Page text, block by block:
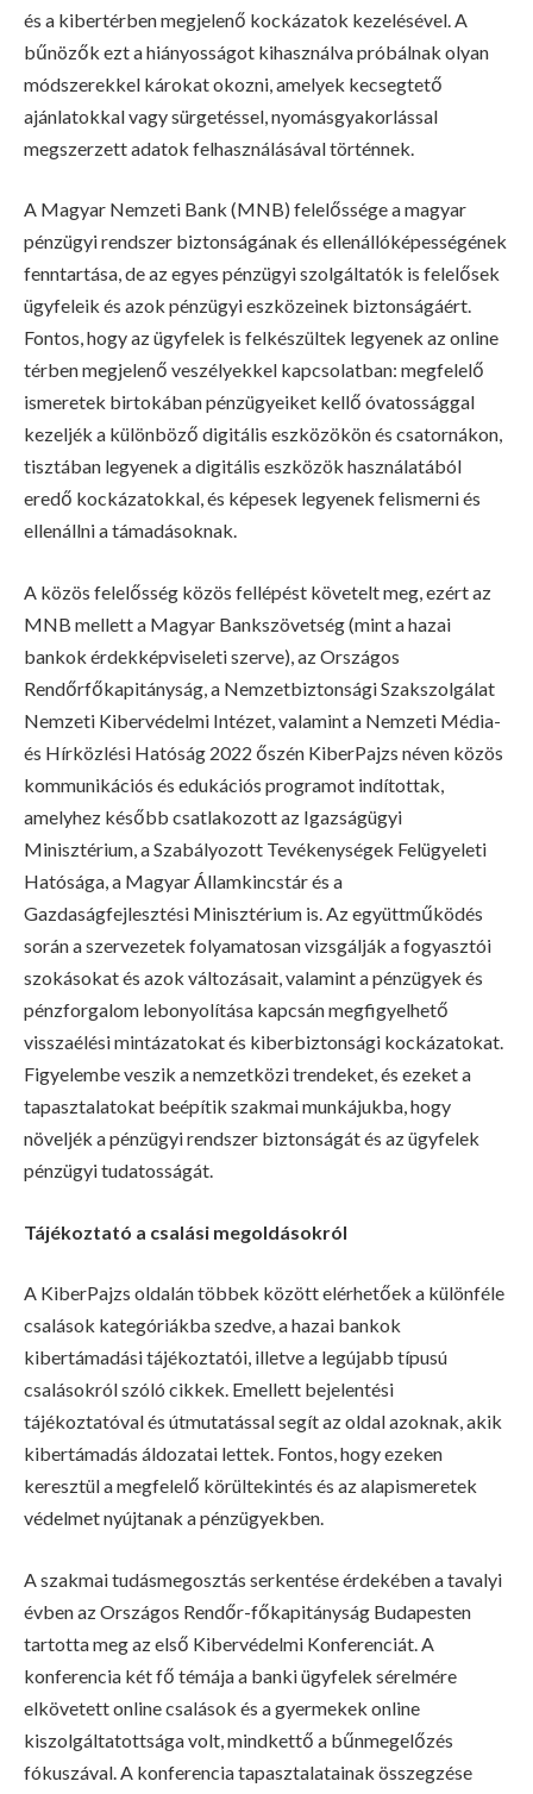
és a kibertérben megjelenő kockázatok kezelésével. A
bűnözők ezt a hiányosságot kihasználva próbálnak olyan
módszerekkel károkat okozni, amelyek kecsegtető
ajánlatokkal vagy sürgetéssel, nyomásgyakorlással
megszerzett adatok felhasználásával történnek.
A Magyar Nemzeti Bank (MNB) felelőssége a magyar
pénzügyi rendszer biztonságának és ellenállóképességének
fenntartása, de az egyes pénzügyi szolgáltatók is felelősek
ügyfeleik és azok pénzügyi eszközeinek biztonságáért.
Fontos, hogy az ügyfelek is felkészültek legyenek az online
térben megjelenő veszélyekkel kapcsolatban: megfelelő
ismeretek birtokában pénzügyeiket kellő óvatossággal
kezeljék a különböző digitális eszközökön és csatornákon,
tisztában legyenek a digitális eszközök használatából
eredő kockázatokkal, és képesek legyenek felismerni és
ellenállni a támadásoknak.
A közös felelősség közös fellépést követelt meg, ezért az
MNB mellett a Magyar Bankszövetség (mint a hazai
bankok érdekképviseleti szerve), az Országos
Rendőrfőkapitányság, a Nemzetbiztonsági Szakszolgálat
Nemzeti Kibervédelmi Intézet, valamint a Nemzeti Média-
és Hírközlési Hatóság 2022 őszén KiberPajzs néven közös
kommunikációs és edukációs programot indítottak,
amelyhez később csatlakozott az Igazságügyi
Minisztérium, a Szabályozott Tevékenységek Felügyeleti
Hatósága, a Magyar Államkincstár és a
Gazdaságfejlesztési Minisztérium is. Az együttműködés
során a szervezetek folyamatosan vizsgálják a fogyasztói
szokásokat és azok változásait, valamint a pénzügyek és
pénzforgalom lebonyolítása kapcsán megfigyelhető
visszaélési mintázatokat és kiberbiztonsági kockázatokat.
Figyelembe veszik a nemzetközi trendeket, és ezeket a
tapasztalatokat beépítik szakmai munkájukba, hogy
növeljék a pénzügyi rendszer biztonságát és az ügyfelek
pénzügyi tudatosságát.
Tájékoztató a csalási megoldásokról
A KiberPajzs oldalán többek között elérhetőek a különféle
csalások kategóriákba szedve, a hazai bankok
kibertámadási tájékoztatói, illetve a legújabb típusú
csalásokról szóló cikkek. Emellett bejelentési
tájékoztatóval és útmutatással segít az oldal azoknak, akik
kibertámadás áldozatai lettek. Fontos, hogy ezeken
keresztül a megfelelő körültekintés és az alapismeretek
védelmet nyújtanak a pénzügyekben.
A szakmai tudásmegosztás serkentése érdekében a tavalyi
évben az Országos Rendőr-főkapitányság Budapesten
tartotta meg az első Kibervédelmi Konferenciát. A
konferencia két fő témája a banki ügyfelek sérelmére
elkövetett online csalások és a gyermekek online
kiszolgáltatottsága volt, mindkettő a bűnmegelőzés
fókuszával. A konferencia tapasztalatainak összegzése